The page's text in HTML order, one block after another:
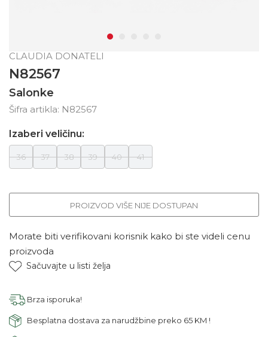
CLAUDIA DONATELI
N82567
Salonke
Šifra artikla: N82567
Izaberi veličinu:
36 37 38 39 40 41
PROIZVOD VIŠE NIJE DOSTUPAN
Morate biti verifikovani korisnik kako bi ste videli cenu
proizvoda
Sačuvajte u listi želja
Brza isporuka!
Besplatna dostava za narudžbine preko 65 KM !